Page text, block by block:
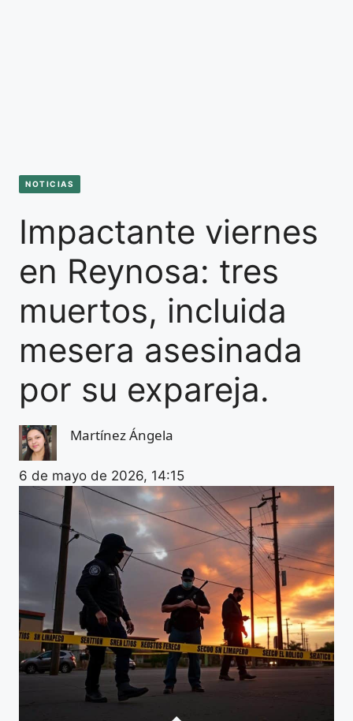
NOTICIAS
Impactante viernes
en Reynosa: tres
muertos, incluida
mesera asesinada
por su expareja.
Martínez Ángela
6 de mayo de 2026, 14:15